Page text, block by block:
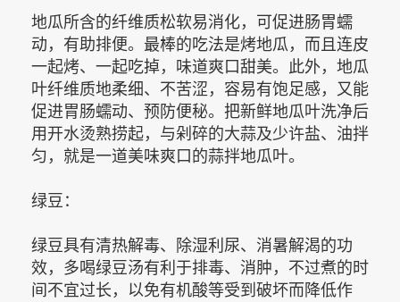
地瓜所含的纤维质松软易消化，可促进肠胃蠕
动，有助排便。最棒的吃法是烤地瓜，而且连皮
一起烤、一起吃掉，味道爽口甜美。此外，地瓜
叶纤维质地柔细、不苦涩，容易有饱足感，又能
促进胃肠蠕动、预防便秘。把新鲜地瓜叶洗净后
用开水烫熟捞起，与剁碎的大蒜及少许盐、油拌
匀，就是一道美味爽口的蒜拌地瓜叶。
绿豆：
绿豆具有清热解毒、除湿利尿、消暑解渴的功
效，多喝绿豆汤有利于排毒、消肿，不过煮的时
间不宜过长，以免有机酸等受到破坏而降低作